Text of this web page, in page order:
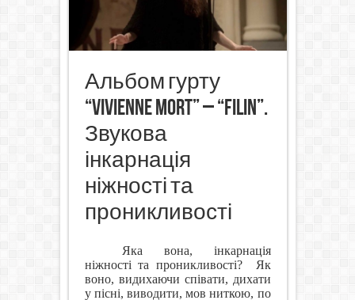
Альбом гурту
“Vivienne Mort” – “Filin”.
Звукова
інкарнація
ніжності та
проникливості
Яка вона, інкарнація
ніжності та проникливості?
Як
воно, видихаючи співати, дихати
у пісні, виводити, мов ниткою, по